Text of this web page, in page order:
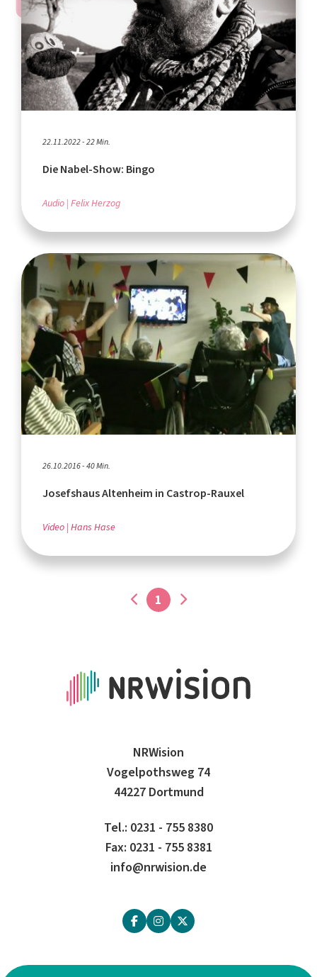
22.11.2022 - 22 Min.
Die Nabel-Show: Bingo
Audio Felix Herzog
26.10.2016 - 40 Min.
Josefshaus Altenheim in Castrop-Rauxel
Video Hans Hase
1
NRWision
Vogelpothsweg 74
44227 Dortmund
Tel.: 0231 - 755 8380
Fax: 0231 - 755 8381
info@nrwision.de